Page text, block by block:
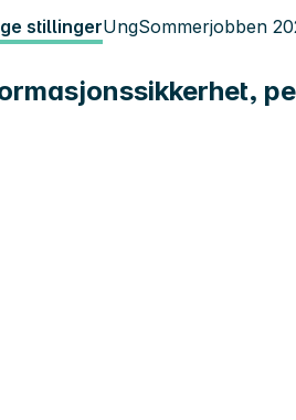
stillingerUngSommerjobben